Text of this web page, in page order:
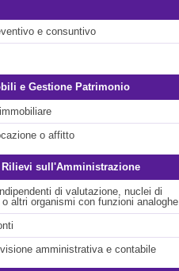
e consuntivo
e Gestione Patrimonio
o affitto
sull'Amministrazione
di valutazione, nuclei di
altri organismi con funzioni analoghe
amministrativa e contabile